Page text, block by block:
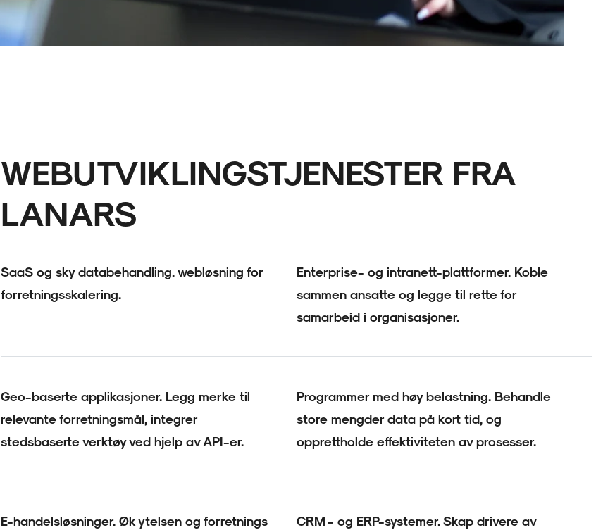
WEBUTVIKLINGSTJENESTER FRA
LANARS
SaaS og sky databehandling. webløsning for
forretningsskalering.
Enterprise- og intranett-plattformer. Koble
sammen ansatte og legge til rette for
samarbeid i organisasjoner.
Geo-baserte applikasjoner. Legg merke til
relevante forretningsmål, integrer
stedsbaserte verktøy ved hjelp av API-er.
Programmer med høy belastning. Behandle
store mengder data på kort tid, og
opprettholde effektiviteten av prosesser.
E-handelsløsninger. Øk ytelsen og forretnings
CRM - og ERP-systemer. Skap drivere av